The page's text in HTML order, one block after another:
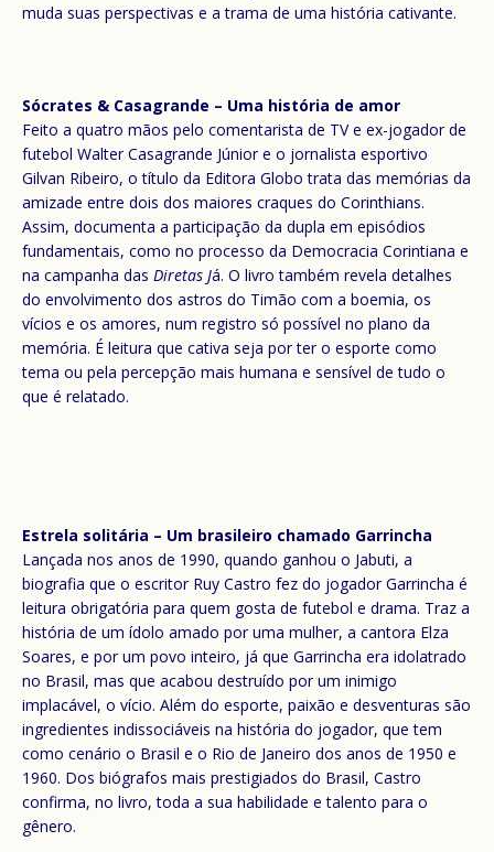
muda suas perspectivas e a trama de uma história cativante.
Sócrates & Casagrande – Uma história de amor
Feito a quatro mãos pelo comentarista de TV e ex-jogador de
futebol Walter Casagrande Júnior e o jornalista esportivo
Gilvan Ribeiro, o título da Editora Globo trata das memórias da
amizade entre dois dos maiores craques do Corinthians.
Assim, documenta a participação da dupla em episódios
fundamentais, como no processo da Democracia Corintiana e
na campanha das Diretas Já. O livro também revela detalhes
do envolvimento dos astros do Timão com a boemia, os
vícios e os amores, num registro só possível no plano da
memória. É leitura que cativa seja por ter o esporte como
tema ou pela percepção mais humana e sensível de tudo o
que é relatado.
Estrela solitária – Um brasileiro chamado Garrincha
Lançada nos anos de 1990, quando ganhou o Jabuti, a
biografia que o escritor Ruy Castro fez do jogador Garrincha é
leitura obrigatória para quem gosta de futebol e drama. Traz a
história de um ídolo amado por uma mulher, a cantora Elza
Soares, e por um povo inteiro, já que Garrincha era idolatrado
no Brasil, mas que acabou destruído por um inimigo
implacável, o vício. Além do esporte, paixão e desventuras são
ingredientes indissociáveis na história do jogador, que tem
como cenário o Brasil e o Rio de Janeiro dos anos de 1950 e
1960. Dos biógrafos mais prestigiados do Brasil, Castro
confirma, no livro, toda a sua habilidade e talento para o
gênero.